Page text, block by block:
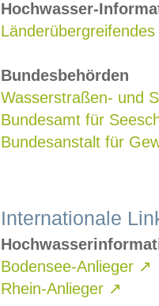
Hochwasser-
Bundesbehörden
Wasserstraßen- und
Bundesamt für
Bundesanstalt für
Internationale
Bodensee-Anlieger ↗
Rhein-Anlieger ↗